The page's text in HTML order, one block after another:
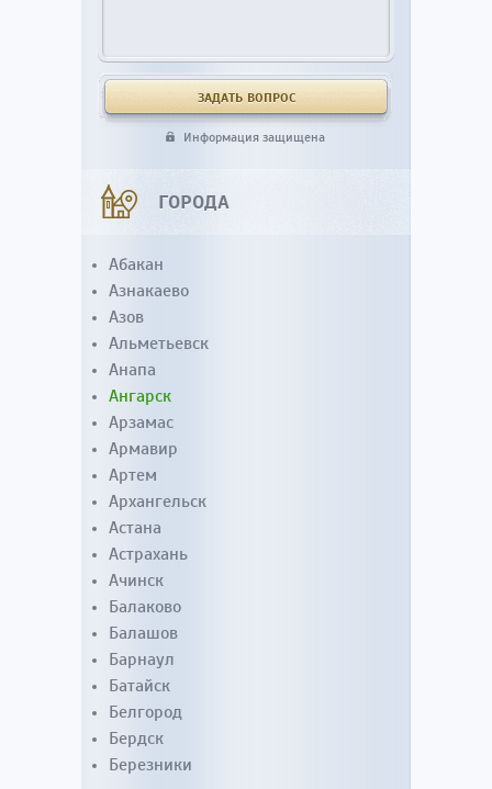
Информация защищена
ГОРОДА
Абакан
Азнакаево
Азов
Альметьевск
Анапа
Ангарск
Арзамас
Армавир
Артем
Архангельск
Астана
Астрахань
Ачинск
Балаково
Балашов
Барнаул
Батайск
Белгород
Бердск
Березники